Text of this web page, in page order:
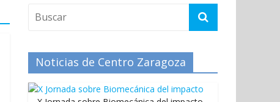
Noticias de Centro Zaragoza